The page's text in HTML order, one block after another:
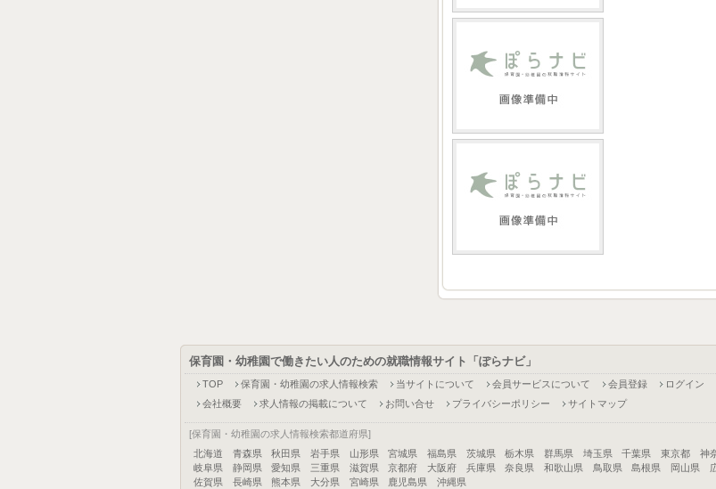
保育園・幼稚園で働きたい人のための就職情報サイト「ぽらナビ」
TOP 保育園・幼稚園の求人情報検索 当サイトについて 会員サービスについて 会員登録
ログイン
会社概要
求人情報の掲載について お問い合せ プライバシーポリシー サイトマップ
[保育園・幼稚園の求人情報検索都道府県]
北海道
青森県 秋田県 岩手県 山形県 宮城県 福島県 茨城県 栃木県 群馬県 埼玉県 千葉県 東京都 神
岐阜県
静岡県 愛知県 三重県 滋賀県 京都府 大阪府 兵庫県 奈良県 和歌山県 鳥取県 島根県 岡山県
佐賀県
長崎県 熊本県 大分県 宮崎県 鹿児島県 沖縄県